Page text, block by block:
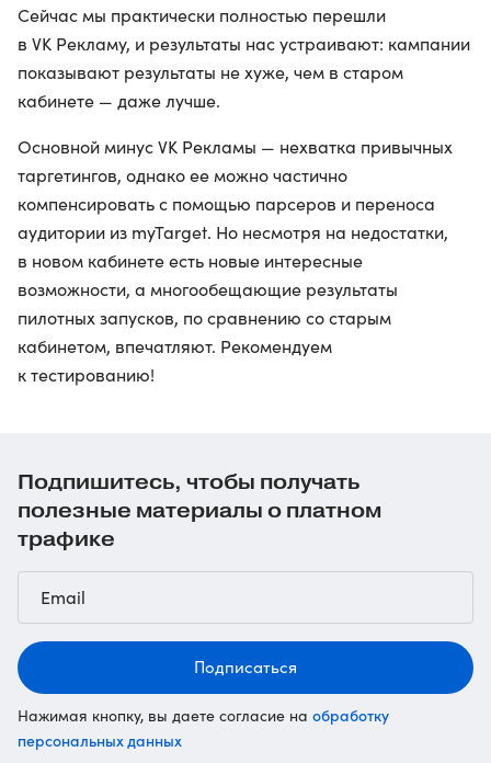
Сейчас мы практически полностью перешли
в VK Рекламу, и результаты нас устраивают: кампании
показывают результаты не хуже, чем в старом
кабинете — даже лучше.
Основной минус VK Рекламы — нехватка привычных
таргетингов, однако ее можно частично
компенсировать с помощью парсеров и переноса
аудитории из myTarget. Но несмотря на недостатки,
в новом кабинете есть новые интересные
возможности, а многообещающие результаты
пилотных запусков, по сравнению со старым
кабинетом, впечатляют. Рекомендуем
к тестированию!
Подпишитесь, чтобы получать
полезные материалы о платном
трафике
Подписаться
Нажимая кнопку, вы даете согласие на обработку
персональных данных